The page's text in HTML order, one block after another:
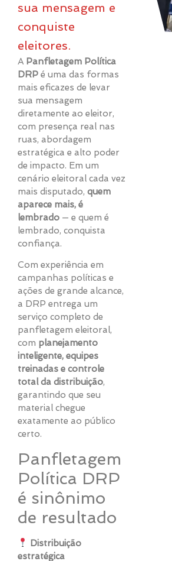
sua mensagem e
conquiste
eleitores.
A Panfletagem Política
DRP é uma das formas
mais eficazes de levar
sua mensagem
diretamente ao eleitor,
com presença real nas
ruas, abordagem
estratégica e alto poder
de impacto. Em um
cenário eleitoral cada vez
mais disputado, quem
aparece mais, é
lembrado — e quem é
lembrado, conquista
confiança.
Com experiência em
campanhas políticas e
ações de grande alcance,
a DRP entrega um
serviço completo de
panfletagem eleitoral,
com planejamento
inteligente, equipes
treinadas e controle
total da distribuição,
garantindo que seu
material chegue
exatamente ao público
certo.
Panfletagem
Política DRP
é sinônimo
de resultado
Distribuição
estratégica